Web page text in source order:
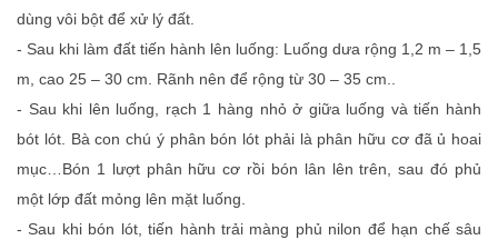
dùng vôi bột để xử lý đất.
- Sau khi làm đất tiến hành lên luống: Luống dưa rộng 1,2 m – 1,5
m, cao 25 – 30 cm. Rãnh nên để rộng từ 30 – 35 cm..
- Sau khi lên luống, rạch 1 hàng nhỏ ở giữa luống và tiến hành
bót lót. Bà con chú ý phân bón lót phải là phân hữu cơ đã ủ hoai
mục…Bón 1 lượt phân hữu cơ rồi bón lân lên trên, sau đó phủ
một lớp đất mỏng lên mặt luống.
- Sau khi bón lót, tiến hành trải màng phủ nilon để hạn chế sâu